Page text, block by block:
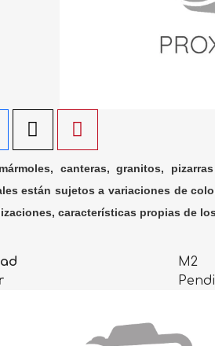
canteras, granitos,
están sujetos a variaciones de
características propias de
M2